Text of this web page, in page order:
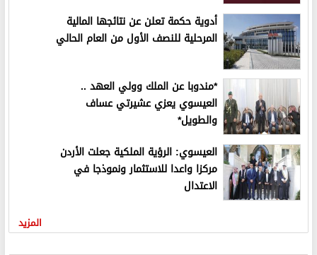
أدوية حكمة تعلن عن نتائجها المالية
المرحلية للنصف الأول من العام الحالي
*مندوبا عن الملك وولي العهد ..
العيسوي يعزي عشيرتي عساف
والطويل*
العيسوي: الرؤية الملكية جعلت الأردن
مركزا واعدا للاستثمار ونموذجا في
الاعتدال
المزيد